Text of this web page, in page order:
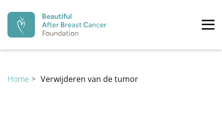
Beautiful After Breast Cancer
Home > Verwijderen van de tumor